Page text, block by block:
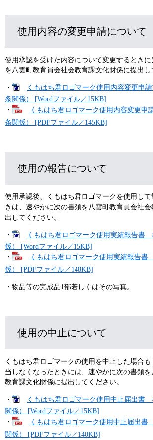
使用内容の変更申請について
使用承認を受けた内容について変更するとき
を八雲町教育員会社会教育課文化財係に提出し
・
くもはち君ロゴマーク使用内容変更申
条関係） [Wordファイル／15KB]
・
くもはち君ロゴマーク使用内容変更
条関係） [PDFファイル／145KB]
使用の報告について
使用承認後、くもはち君ロゴマークを使用して
きは、速やかに次の書類を八雲町教育員会社
出してください。
・
くもはち君ロゴマーク使用実績報告書
係） [Wordファイル／15KB]
・
くもはち君ロゴマーク使用実績報告
係） [PDFファイル／148KB]
・物品等の完成品1部若しくはその写真。
使用の中止について
くもはち君ロゴマークの使用を中止した場合
当しなくなったときには、速やかに次の書類
教育課文化財係に提出してください。
・
くもはち君ロゴマーク使用中止届出書
関係） [Wordファイル／15KB]
・
くもはち君ロゴマーク使用中止届出
関係） [PDFファイル／140KB]